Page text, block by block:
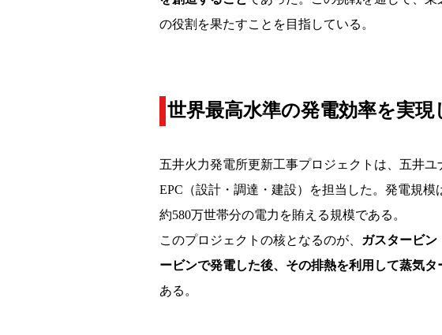
の役割を果たすことを目指している。
世界最高水準の発電効率を実
五井火力発電所更新工事プロジェクトは、五井
EPC（設計・調達・建設）を担当した。発電規模
約580万世帯分の電力を賄える規模である。
このプロジェクトの核となるのが、
ガスタービン
ービンで発電した後、その排熱を利用して蒸気
ある。